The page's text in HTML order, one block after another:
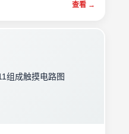
查看 →